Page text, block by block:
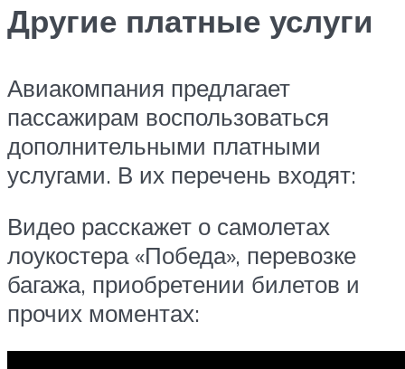
Другие платные услуги
Авиакомпания предлагает
пассажирам воспользоваться
дополнительными платными
услугами. В их перечень входят:
Видео расскажет о самолетах
лоукостера «Победа», перевозке
багажа, приобретении билетов и
прочих моментах: